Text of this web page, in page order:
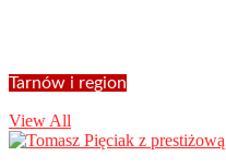
Tarnów i region
View All